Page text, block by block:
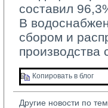
составил
В
сбором и
производства
Копировать в блог
Другие новости по